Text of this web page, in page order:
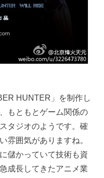
HUNTER」を制作し
もともとゲーム関係の
タジオのようです。確
雰囲気がありますね。
儲かっていて技術も資
成長してきたアニメ業